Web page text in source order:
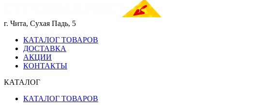
г. Чита, Сухая Падь, 5
КАТАЛОГ ТОВАРОВ
ДОСТАВКА
АКЦИИ
КОНТАКТЫ
КАТАЛОГ
КАТАЛОГ ТОВАРОВ